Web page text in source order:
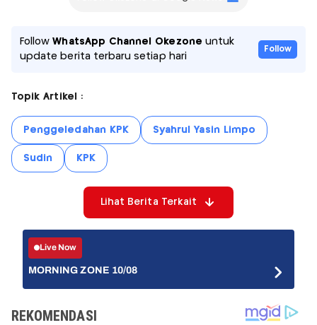
FollowWhatsApp Channel Okezone untuk
update berita terbaru setiap hari
Follow
Topik Artikel :
Penggeledahan KPK Syahrul Yasin Limpo
Sudin KPK
Lihat Berita Terkait
Live Now
MORNING ZONE 10/08